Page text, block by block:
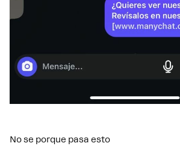
No se porque pasa esto